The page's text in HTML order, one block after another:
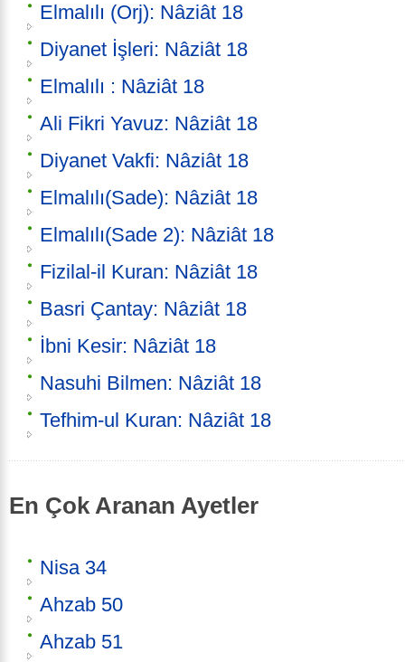
Elmalılı (Orj): Nâziât 18
Diyanet İşleri: Nâziât 18
Elmalılı : Nâziât 18
Ali Fikri Yavuz: Nâziât 18
Diyanet Vakfi: Nâziât 18
Elmalılı(Sade): Nâziât 18
Elmalılı(Sade 2): Nâziât 18
Fizilal-il Kuran: Nâziât 18
Basri Çantay: Nâziât 18
İbni Kesir: Nâziât 18
Nasuhi Bilmen: Nâziât 18
Tefhim-ul Kuran: Nâziât 18
En Çok Aranan Ayetler
Nisa 34
Ahzab 50
Ahzab 51